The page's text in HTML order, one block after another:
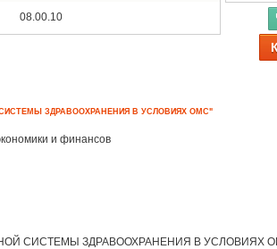
08.00.10
ЗДРАВООХРАНЕНИЯ В УСЛОВИЯХ ОМС"
и финансов
СИСТЕМЫ ЗДРАВООХРАНЕНИЯ В УСЛОВИЯХ